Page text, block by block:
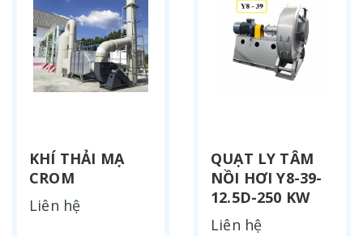
KHÍ THẢI MẠ
CROM
Liên hệ
QUẠT LY TÂM
NỒI HƠI Y8-39-
12.5D-250 KW
Liên hệ